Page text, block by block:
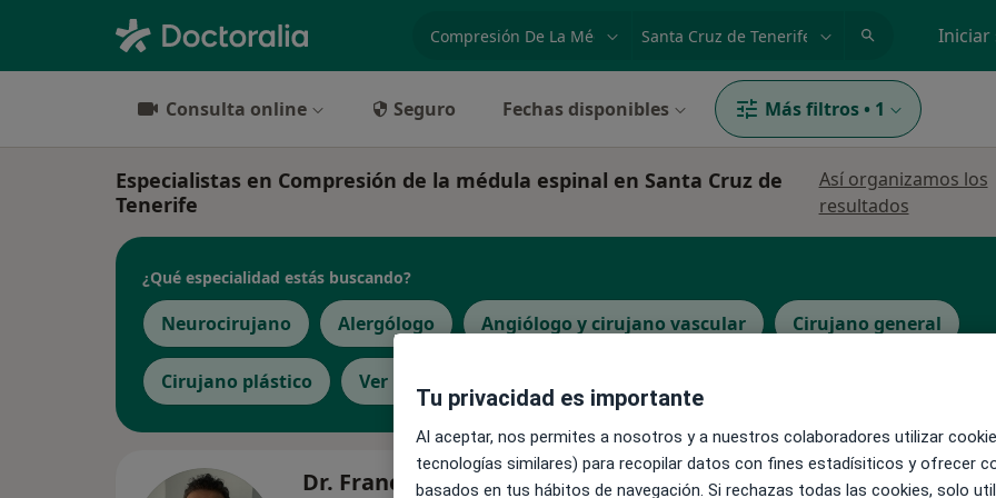
especialidad, enfermedad o nombre Iniciar
Consulta online Seguro Fechas disponibles Más filtros • 1
Especialistas en Compresión de la médula espinal en Santa Cruz de
Tenerife
Así organizamos los
resultados
¿Qué especialidad estás buscando?
Neurocirujano Alergólogo Angiólogo y cirujano vascular Cirujano general
Cirujano plástico Ver más
Dr. Francisco Javier
La reserva de cita online no está
Tu privacidad es importante
Al aceptar, nos permites a nosotros y a nuestros colaboradores utilizar
tecnologías similares) para recopilar datos con fines estadísiticos y ofrecer
basados en tus hábitos de navegación. Si rechazas todas las cookies, solo